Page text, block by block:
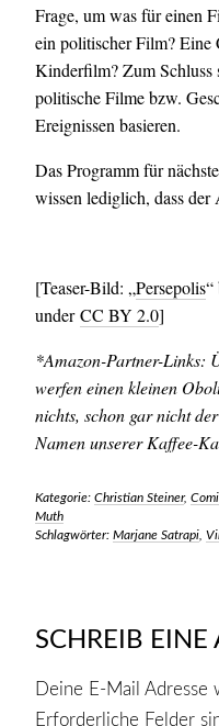
Frage, um was für einen
ein politischer Film?
Kinderfilm? Zum Schluss
politische Filme bzw.
Ereignissen basieren.
Das Programm für
wissen lediglich, dass
[Teaser-Bild: „Persepolis“
underCC BY 2.0]
*Amazon-Partner-Links:
werfen einen kleinen
nichts, schon gar nicht
Namen unserer Kaffee-
Kategorie: Christian Steiner,
Muth
Schlagwörter: Marjane Satrapi,
SCHREIB
Deine E-Mail
Erforderliche Felder